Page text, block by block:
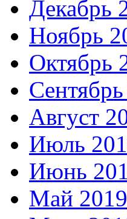
Декабрь
Ноябрь
Октябрь
Август
Июль
Июнь
Май 2019